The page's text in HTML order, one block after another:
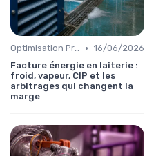
Optimisation Production • 16/06/2026
Facture énergie en laiterie :
froid, vapeur, CIP et les
arbitrages qui changent la
marge